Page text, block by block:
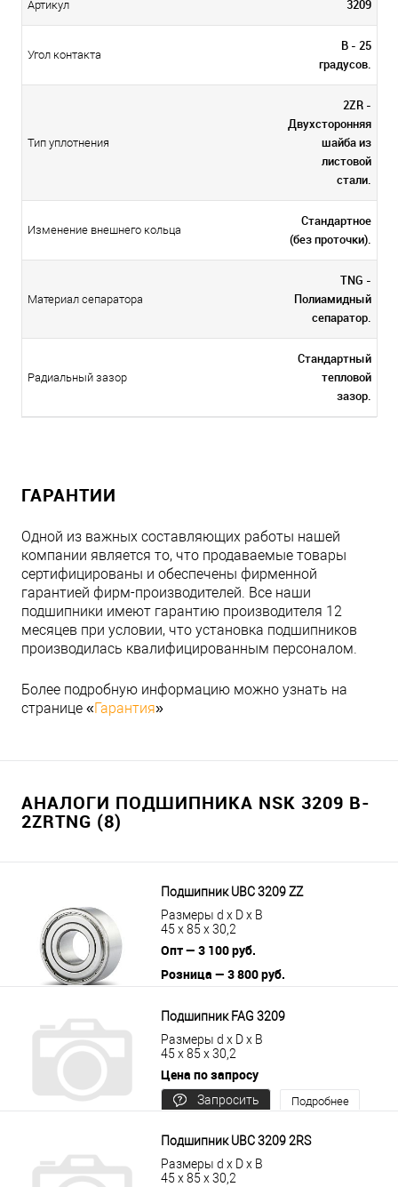
Артикул 3209
Угол контакта
В - 25
градусов.
Тип уплотнения
2ZR -
Двухсторонняя
шайба из
листовой
стали.
Изменение внешнего кольца
Стандартное
(без проточки).
Материал сепаратора
TNG -
Полиамидный
сепаратор.
Радиальный зазор
Стандартный
тепловой
зазор.
ГАРАНТИИ
Одной из важных составляющих работы нашей
компании является то, что продаваемые товары
сертифицированы и обеспечены фирменной
гарантией фирм-производителей. Все наши
подшипники имеют гарантию производителя 12
месяцев при условии, что установка подшипников
производилась квалифицированным персоналом.
Более подробную информацию можно узнать на
странице «Гарантия»
АНАЛОГИ ПОДШИПНИКА NSK 3209 B-
2ZRTNG (8)
Подшипник UBC 3209 ZZ
Размеры d x D x B
45 x 85 x 30,2
Опт — 3 100 руб.
Розница — 3 800 руб.
Подшипник FAG 3209
Размеры d x D x B
45 x 85 x 30,2
Цена по запросу
Запросить
Подробнее
Подшипник UBC 3209 2RS
Размеры d x D x B
45 x 85 x 30,2